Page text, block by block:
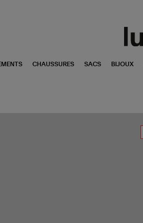
CHAUSSURES SACS BIJOUX